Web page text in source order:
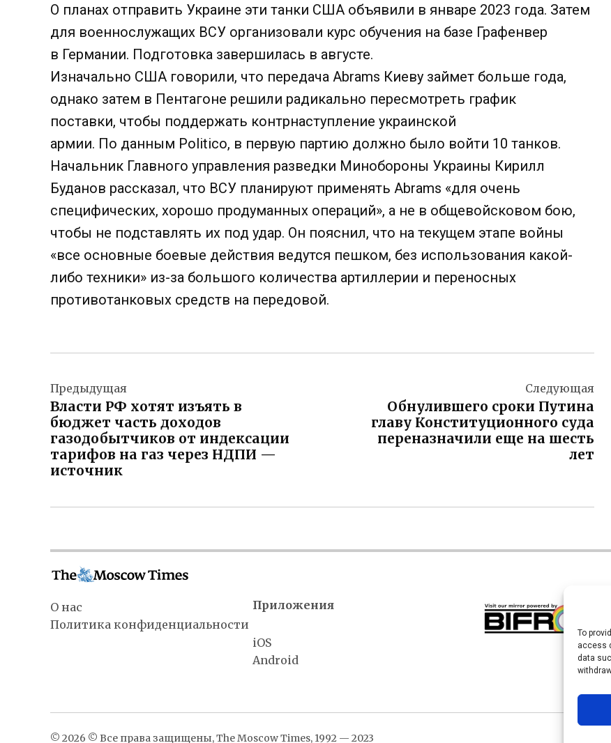
To
access
data
О планах отправить Украине эти танки США объявили в январе 2023 года. Затем
для военнослужащих ВСУ организовали курс обучения на базе Графенвер
в Германии. Подготовка завершилась в августе.
Изначально США говорили, что передача Abrams Киеву займет больше года,
однако затем в Пентагоне решили радикально пересмотреть график
поставки, чтобы поддержать контрнаступление украинской
армии. По данным Politico, в первую партию должно было войти 10 танков.
Начальник Главного управления разведки Минобороны Украины Кирилл
Буданов рассказал, что ВСУ планируют применять Abrams «для очень
специфических, хорошо продуманных операций», а не в общевойсковом бою,
чтобы не подставлять их под удар. Он пояснил, что на текущем этапе войны
«все основные боевые действия ведутся пешком, без использования какой-
либо техники» из-за большого количества артиллерии и переносных
противотанковых средств на передовой.
по
записям
Предыдущая
Власти РФ хотят изъять в
бюджет часть доходов
газодобытчиков от индексации
тарифов на газ через НДПИ —
источник
Следующая
Обнулившего сроки Путина
главу Конституционного суда
переназначили еще на шесть
лет
О нас
Политика конфиденциальности
Приложения
iOS
Android
© 2026 © Все права защищены, The Moscow Times, 1992 — 2023